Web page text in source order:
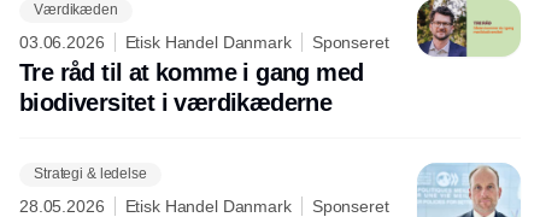
Værdikæden
03.06.2026 Etisk Handel Danmark Sponseret
Tre råd til at komme i gang med
biodiversitet i værdikæderne
Strategi & ledelse
28.05.2026 Etisk Handel Danmark Sponseret